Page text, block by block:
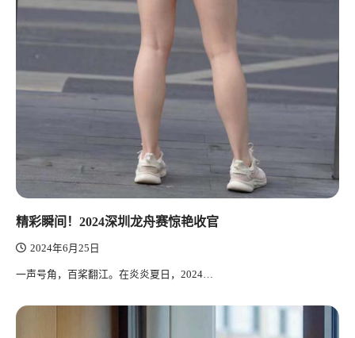
精彩瞬间！2024深圳龙舟赛惊艳收官
2024年6月25日
一声号角，百桨翻江。在炎炎夏日，2024…